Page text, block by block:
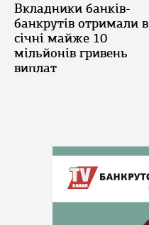
Вкладники банків-
банкрутів отримали в
січні майже 10
мільйонів гривень
виплат